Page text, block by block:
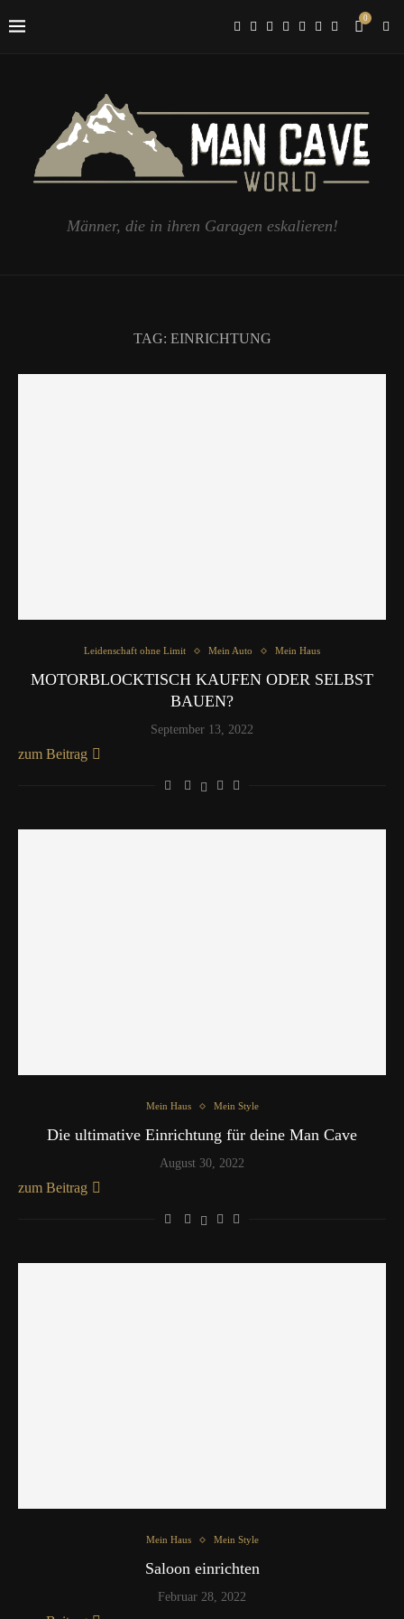
0
Männer, die in ihren Garagen eskalieren!
TAG: EINRICHTUNG
Leidenschaft ohne Limit Mein Auto Mein Haus
MOTORBLOCKTISCH KAUFEN ODER SELBST
BAUEN?
September 13, 2022
zum Beitrag
Mein Haus Mein Style
Die ultimative Einrichtung für deine Man Cave
August 30, 2022
zum Beitrag
Mein Haus Mein Style
Saloon einrichten
Februar 28, 2022